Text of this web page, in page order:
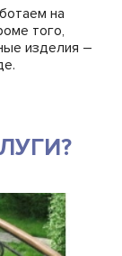
на
того,
изделия –